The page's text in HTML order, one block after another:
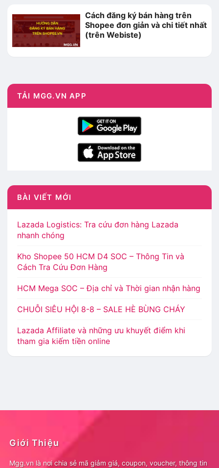
Cách đăng ký bán hàng trên
Shopee đơn giản và chi tiết nhất
(trên Webiste)
TẢI MGG.VN APP
BÀI VIẾT MỚI
Lazada Logistics: Tra cứu đơn hàng Lazada
nhanh chóng
Kho Shopee 50 HCM D4 SOC – Thông Tin và
Cách Tra Cứu Đơn Hàng
HCM Mega SOC – Địa chỉ và Thời gian nhận hàng
CHUỖI SIÊU HỘI 8-8 – SALE HÈ BÙNG CHÁY
Lazada Affiliate và những ưu khuyết điểm khi
tham gia kiếm tiền online
Giới Thiệu
Mgg.vn là nơi chia sẻ mã giảm giá, coupon, voucher, thông tin